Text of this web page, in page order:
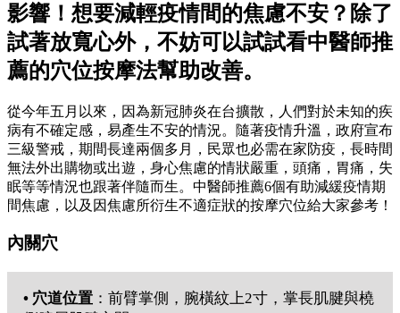
影響！想要減輕疫情間的焦慮不安？除了
試著放寬心外，不妨可以試試看中醫師推
薦的穴位按摩法幫助改善。
從今年五月以來，因為新冠肺炎在台擴散，人們對於未知的疾
病有不確定感，易產生不安的情況。隨著疫情升溫，政府宣布
三級警戒，期間長達兩個多月，民眾也必需在家防疫，長時間
無法外出購物或出遊，身心焦慮的情狀嚴重，頭痛，胃痛，失
眠等等情況也跟著伴隨而生。中醫師推薦6個有助減緩疫情期
間焦慮，以及因焦慮所衍生不適症狀的按摩穴位給大家參考！
內關穴
• 穴道位置 ：前臂掌側，腕橫紋上2寸，掌長肌腱與橈